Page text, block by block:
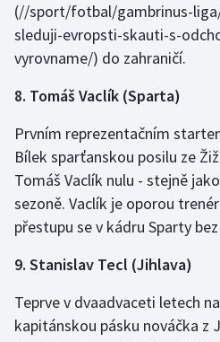
(//sport/fotbal/gambrinus-
sleduji-evropsti-skauti-s-
vyrovname/) do zahraničí.
8. Tomáš Vaclík (Sparta)
Prvním reprezentačním
Bílek sparťanskou posilu ze
Tomáš Vaclík nulu - stejně
sezoně. Vaclík je oporou
přestupu se v kádru Sparty
9. Stanislav Tecl (Jihlava)
Teprve v dvaadvaceti letech
kapitánskou pásku nováčka z